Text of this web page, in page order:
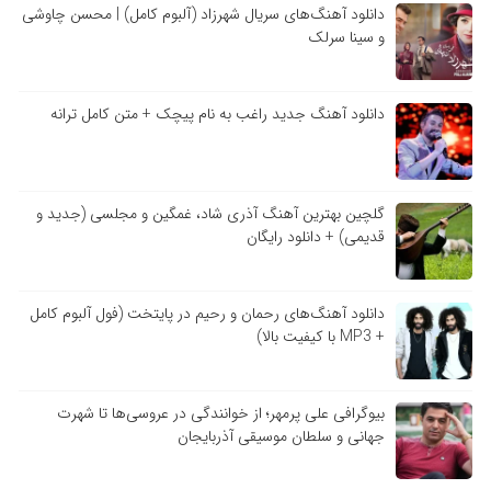
دانلود آهنگ‌های سریال شهرزاد (آلبوم کامل) | محسن چاوشی
و سینا سرلک
دانلود آهنگ جدید راغب به نام پیچک + متن کامل ترانه
گلچین بهترین آهنگ آذری شاد، غمگین و مجلسی (جدید و
قدیمی) + دانلود رایگان
دانلود آهنگ‌های رحمان و رحیم در پایتخت (فول آلبوم کامل
+ MP3 با کیفیت بالا)
بیوگرافی علی پرمهر؛ از خوانندگی در عروسی‌ها تا شهرت
جهانی و سلطان موسیقی آذربایجان